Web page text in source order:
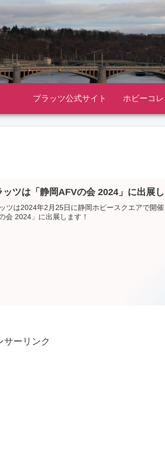
プラッツ公式サイト ホビーコ
ッツは「静岡AFVの会 2024」に出展し
ツは2024年2月25日に静岡ホビースクエアで開
会 2024」に出展します！
サーリンク